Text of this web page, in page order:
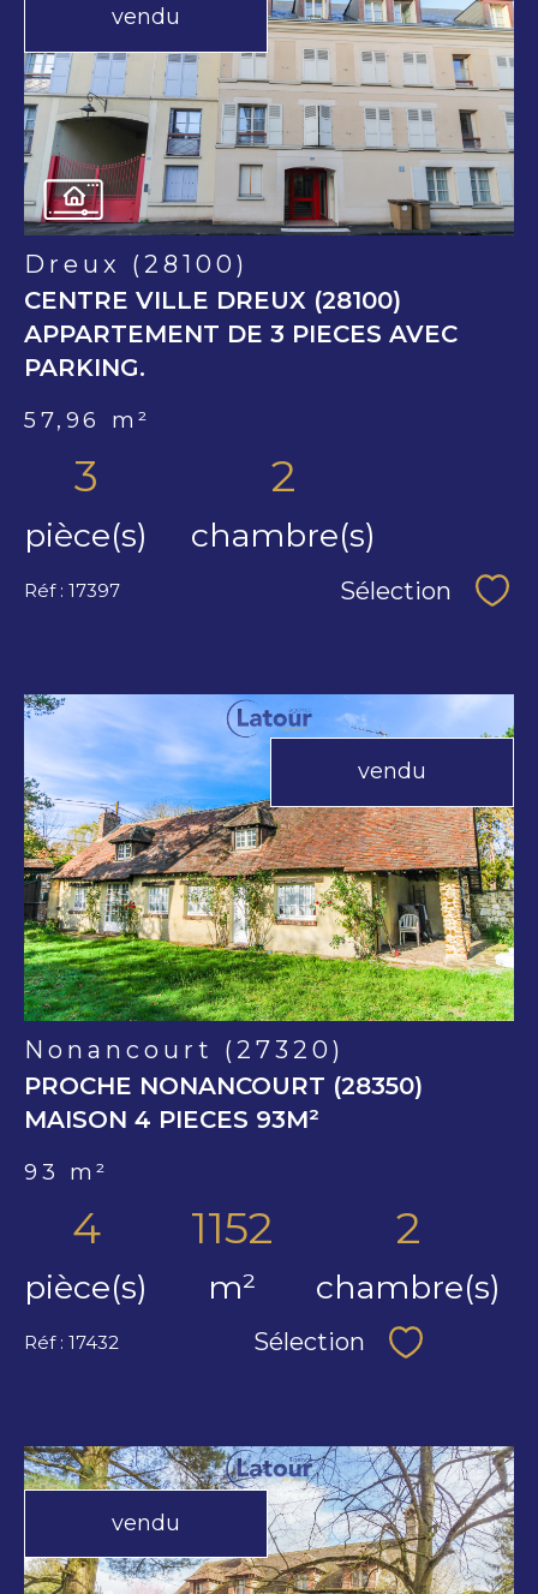
vendu
voir le
bien
Dreux (28100)
CENTRE VILLE DREUX (28100)
APPARTEMENT DE 3 PIECES AVEC
PARKING.
57,96 m²
3
pièce(s)
2
chambre(s)
Réf : 17397 Sélection
vendu
voir le
bien
Nonancourt (27320)
PROCHE NONANCOURT (28350)
MAISON 4 PIECES 93M²
93 m²
4
pièce(s)
1152
m²
2
chambre(s)
Réf : 17432 Sélection
vendu
voir le